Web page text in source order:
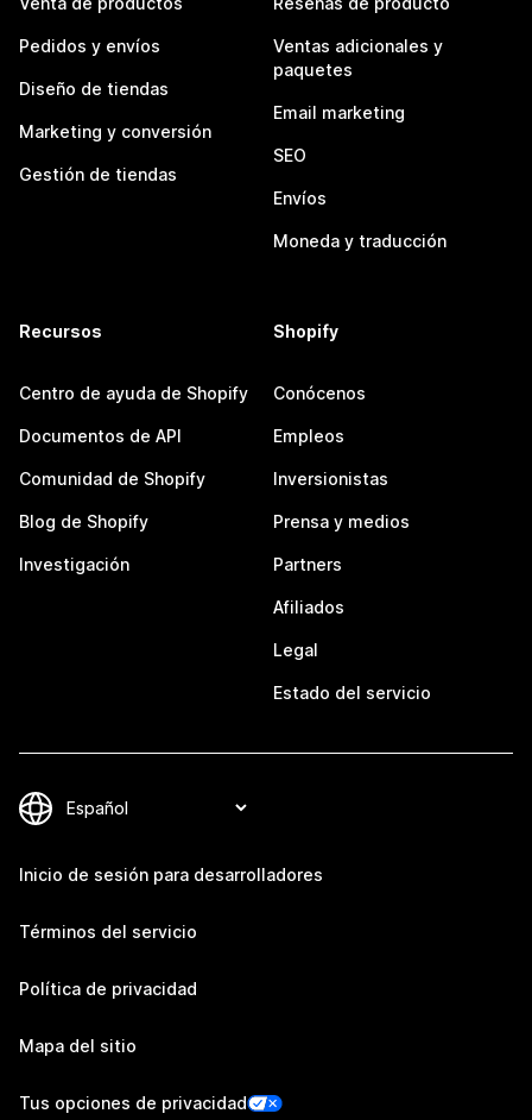
Pedidos y envíos
Diseño de tiendas
Marketing y conversión
Gestión de tiendas
Ventas adicionales y
paquetes
Email marketing
SEO
Envíos
Moneda y traducción
Recursos
Centro de ayuda de Shopify
Documentos de API
Comunidad de Shopify
Blog de Shopify
Investigación
Shopify
Conócenos
Empleos
Inversionistas
Prensa y medios
Partners
Afiliados
Legal
Estado del servicio
Inicio de sesión para desarrolladores
Términos del servicio
Política de privacidad
Mapa del sitio
Tus opciones de privacidad